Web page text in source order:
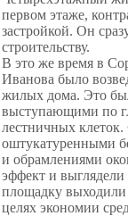
первом этаже,
застройкой. Он
строительству.
В это же время в
Иванова было
жилых дома. Это
выступающими по
лестничных
оштукатуренными
и обрамлениями
эффект и
площадку
целях экономии